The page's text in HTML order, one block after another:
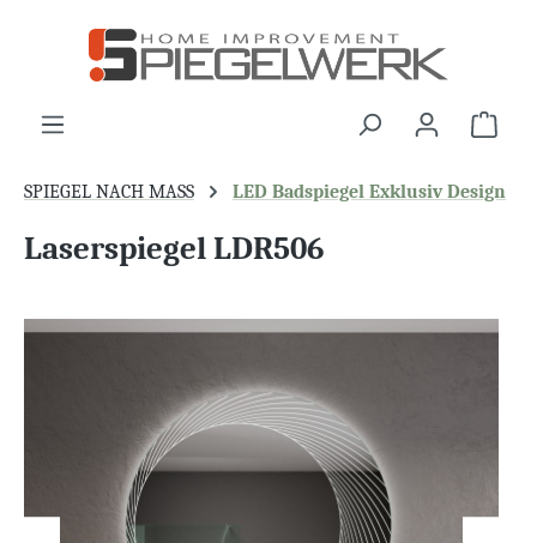
springen
SPIEGEL NACH MASS LED Badspiegel Exklusiv Design
Laserspiegel LDR506